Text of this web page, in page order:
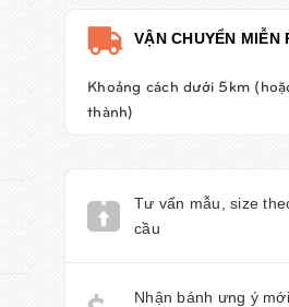
VẬN CHUYỂN MIỄN
Khoảng cách dưới 5km
thành)
Tư vấn mẫu, size
cầu
Nhận bánh ưng ý